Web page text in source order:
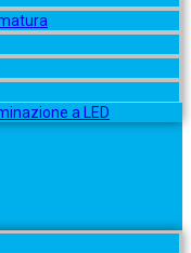
a LED